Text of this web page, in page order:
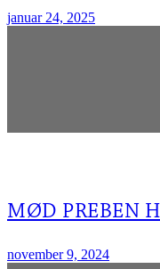
januar 24, 2025
MØD PREBEN
november 9, 2024